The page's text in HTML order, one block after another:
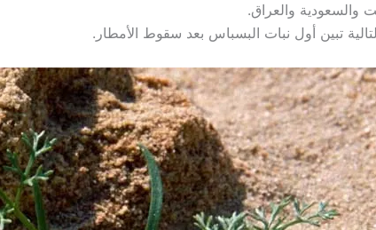
والسعودية والعراق.
تبين أول نبات البسباس بعد سقوط الأمطار.